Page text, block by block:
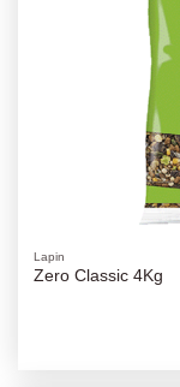
Lapin
Zero Classic 4Kg